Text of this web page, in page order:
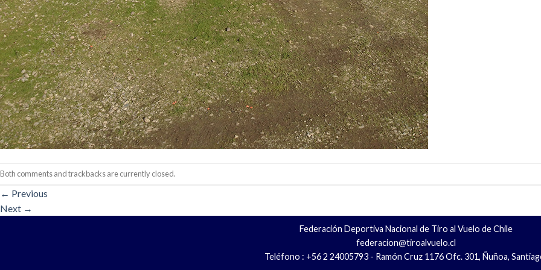
Both comments and trackbacks are currently closed.
← Previous
Next →
Federación Deportiva Nacional de Tiro al Vuelo de Chile
federacion@tiroalvuelo.cl
Teléfono : +56 2 24005793 - Ramón Cruz 1176 Ofc. 301, Ñuñoa,